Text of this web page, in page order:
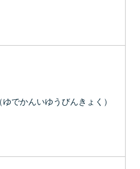
でかんいゆうびんきょく）